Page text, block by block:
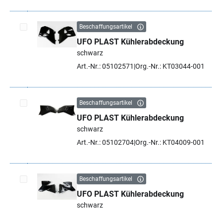
Artikel auswählen
Beschaffungsartikel
UFO PLAST Kühlerabdeckung
schwarz
Art.-Nr.: 05102571 Org.-Nr.: KT03044-001
Artikel auswählen
Beschaffungsartikel
UFO PLAST Kühlerabdeckung
schwarz
Art.-Nr.: 05102704Org.-Nr.: KT04009-001
Artikel auswählen
Beschaffungsartikel
UFO PLAST Kühlerabdeckung
schwarz